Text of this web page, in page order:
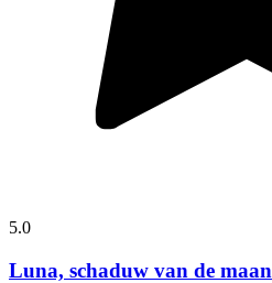
5.0
Luna, schaduw van de maan